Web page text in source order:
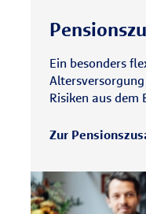
Ein besonders
Risiken aus dem
Zur